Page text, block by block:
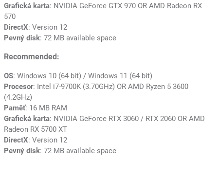
Grafická karta: NVIDIA GeForce GTX 970 OR AMD Radeon RX
570
DirectX: Version 12
Pevný disk: 72 MB available space
Recommended:
OS: Windows 10 (64 bit) / Windows 11 (64 bit)
Procesor: Intel i7-9700K (3.70GHz) OR AMD Ryzen 5 3600
(4.2GHz)
Paměť: 16 MB RAM
Grafická karta: NVIDIA GeForce RTX 3060 / RTX 2060 OR AMD
Radeon RX 5700 XT
DirectX: Version 12
Pevný disk: 72 MB available space